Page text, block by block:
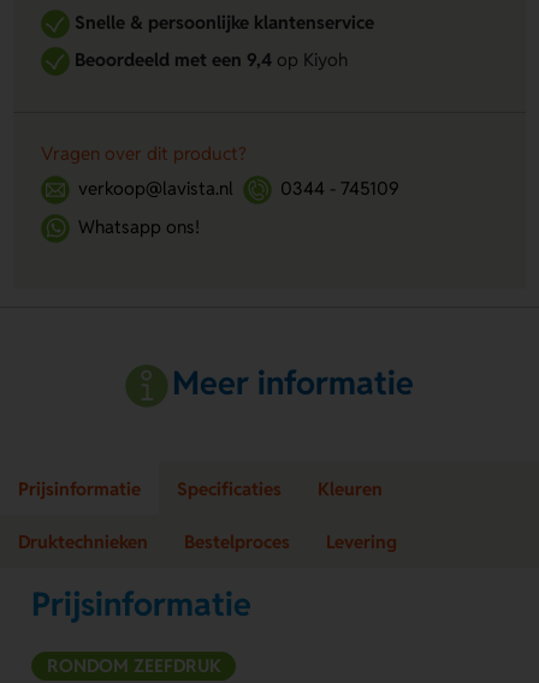
Snelle & persoonlijke klantenservice
Beoordeeld met een 9,4op Kiyoh
Vragen over dit product?
verkoop@lavista.nl
0344 - 745109
Whatsapp ons!
Meer informatie
Prijsinformatie Specificaties Kleuren
Druktechnieken Bestelproces Levering
Prijsinformatie
RONDOM ZEEFDRUK